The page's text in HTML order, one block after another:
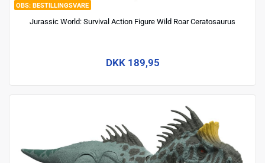
BESTILLINGSVARE
Jurassic World: Survival Action Figure Wild Roar Ceratosaurus
DKK 189,95